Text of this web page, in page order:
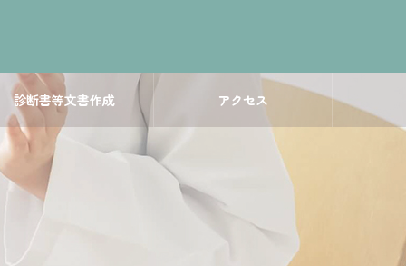
診断書等文書作成 アクセス